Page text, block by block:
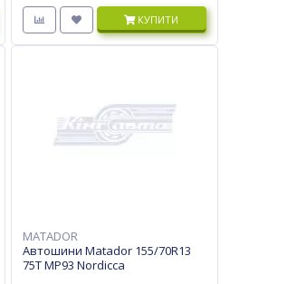
КУПИТИ
MATADOR
Автошини Matador 155/70R13
75T MP93 Nordicca